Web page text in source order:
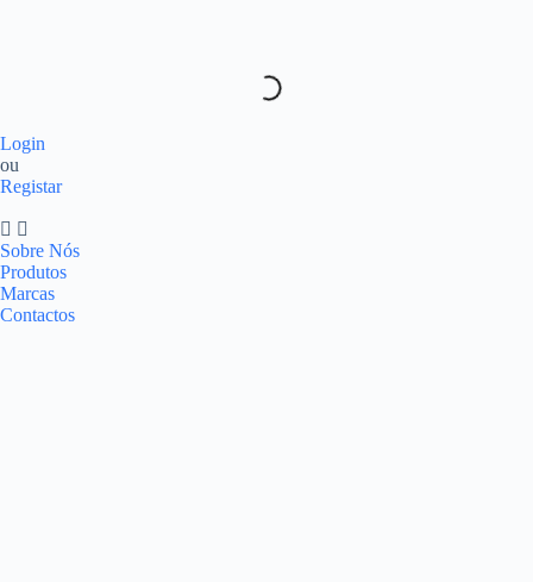
Login
ou
Registar
Sobre Nós
Produtos
Marcas
Contactos